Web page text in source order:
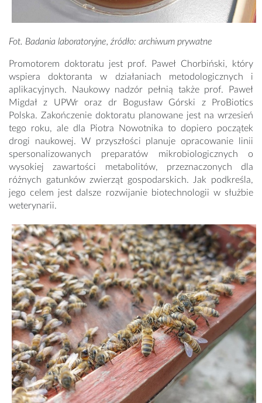
Fot. Badania laboratoryjne, źródło: archiwum prywatne
Promotorem doktoratu jest prof. Paweł Chorbiński, który
wspiera doktoranta w działaniach metodologicznych i
aplikacyjnych. Naukowy nadzór pełnią także prof. Paweł
Migdał z UPWr oraz dr Bogusław Górski z ProBiotics
Polska. Zakończenie doktoratu planowane jest na wrzesień
tego roku, ale dla Piotra Nowotnika to dopiero początek
drogi naukowej. W przyszłości planuje opracowanie linii
spersonalizowanych preparatów mikrobiologicznych o
wysokiej zawartości metabolitów, przeznaczonych dla
różnych gatunków zwierząt gospodarskich. Jak podkreśla,
jego celem jest dalsze rozwijanie biotechnologii w służbie
weterynarii.